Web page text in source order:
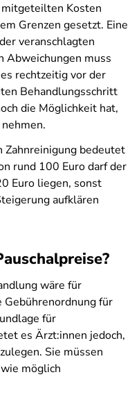
mitgeteilten Kosten
Grenzen gesetzt. Eine
veranschlagten
Abweichungen muss
rechtzeitig vor der
Behandlungsschritt
die Möglichkeit hat,
bedeutet
rund 100 Euro darf der
Euro liegen, sonst
aufklären
wäre für
Gebührenordnung für
für
es Ärzt:innen jedoch,
Sie müssen
möglich